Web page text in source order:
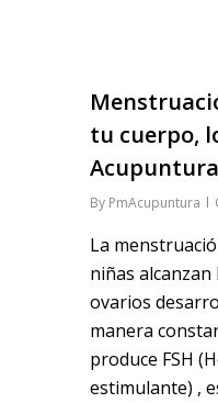
tu cuerpo,
By PmAcupuntura
La
niñas
ovarios
manera
produce FSH
estimulante) ,